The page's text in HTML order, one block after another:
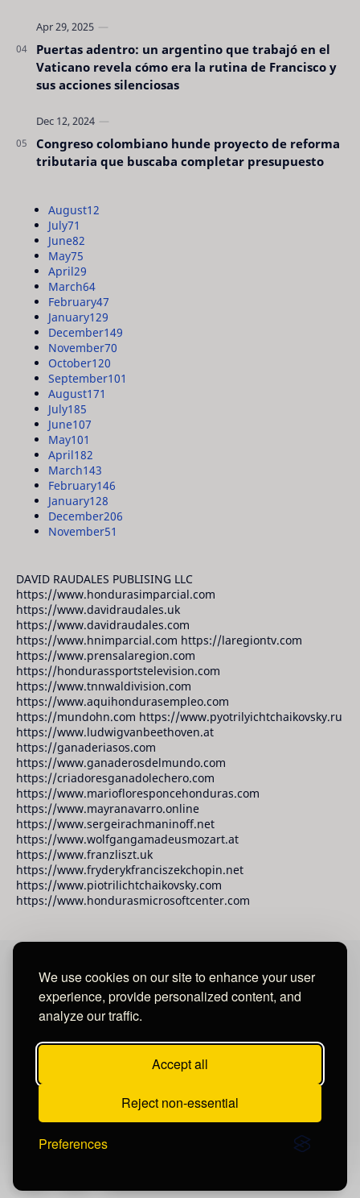
We use cookies on our site to enhance your user
experience, provide personalized content, and
analyze our traffic.
Accept all
Reject non-essential
Preferences
Puertas adentro: un argentino que trabajó en el
Vaticano revela cómo era la rutina de Francisco y
sus acciones silenciosas
Congreso colombiano hunde proyecto de reforma
tributaria que buscaba completar presupuesto
August12
July71
June82
May75
April29
March64
February47
January129
December149
November70
October120
September101
August171
July185
June107
May101
April182
March143
February146
January128
December206
November51
DAVID RAUDALES PUBLISING LLC
https://www.hondurasimparcial.com
https://www.davidraudales.uk
https://www.davidraudales.com
https://www.hnimparcial.com https://laregiontv.com
https://www.prensalaregion.com
https://hondurassportstelevision.com
https://www.tnnwaldivision.com
https://www.aquihondurasempleo.com
https://mundohn.com https://www.pyotrilyichtchaikovsky.ru
https://www.ludwigvanbeethoven.at
https://ganaderiasos.com
https://www.ganaderosdelmundo.com
https://criadoresganadolechero.com
https://www.mariofloresponcehonduras.com
https://www.mayranavarro.online
https://www.sergeirachmaninoff.net
https://www.wolfgangamadeusmozart.at
https://www.franzliszt.uk
https://www.fryderykfranciszekchopin.net
https://www.piotrilichtchaikovsky.com
https://www.hondurasmicrosoftcenter.com
David Raudales Publishing LLC
Salvador.